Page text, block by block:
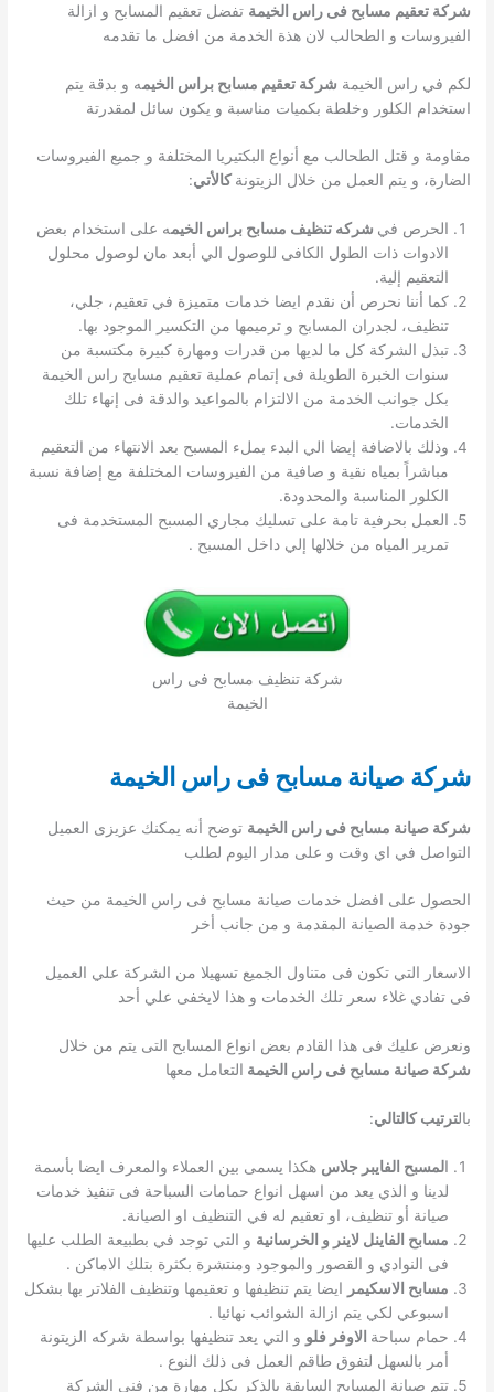
شركة تعقيم مسابح فى راس الخيمة تفضل تعقيم المسابح و ازالة
الفيروسات و الطحالب لان هذة الخدمة من افضل ما تقدمه
لكم في راس الخيمة شركة تعقيم مسابح براس الخيمه و بدقة يتم
استخدام الكلور وخلطة بكميات مناسبة و يكون سائل لمقدرتة
مقاومة و قتل الطحالب مع أنواع البكتيريا المختلفة و جميع الفيروسات
الضارة، و يتم العمل من خلال الزيتونةكالأتي:
الحرص في شركه تنظيف مسابح براس الخيمه على استخدام بعض
الادوات ذات الطول الكافى للوصول الي أبعد مان لوصول محلول
التعقيم إلية.
كما أننا نحرص أن نقدم ايضا خدمات متميزة في تعقيم، جلي،
تنظيف، لجدران المسابح و ترميمها من التكسير الموجود بها.
تبذل الشركة كل ما لديها من قدرات ومهارة كبيرة مكتسبة من
سنوات الخبرة الطويلة فى إتمام عملية تعقيم مسابح راس الخيمة
بكل جوانب الخدمة من الالتزام بالمواعيد والدقة فى إنهاء تلك
الخدمات.
وذلك بالاضافة إيضا الي البدء بملء المسبح بعد الانتهاء من التعقيم
مباشراً بمياه نقية و صافية من الفيروسات المختلفة مع إضافة نسبة
الكلور المناسبة والمحدودة.
العمل بحرفية تامة على تسليك مجاري المسبح المستخدمة فى
تمرير المياه من خلالها إلي داخل المسبح .
شركة تنظيف مسابح فى راس
الخيمة
شركة صيانة مسابح فى راس الخيمة
شركة صيانة مسابح فى راس الخيمة توضح أنه يمكنك عزيزى العميل
التواصل في اي وقت و على مدار اليوم لطلب
الحصول على افضل خدمات صيانة مسابح فى راس الخيمة من حيث
جودة خدمة الصيانة المقدمة و من جانب أخر
الاسعار التي تكون فى متناول الجميع تسهيلا من الشركة علي العميل
فى تفادي غلاء سعر تلك الخدمات و هذا لايخفى علي أحد
ونعرض عليك فى هذا القادم بعض انواع المسابح التى يتم من خلال
شركة صيانة مسابح فى راس الخيمة التعامل معها
بالترتيب كالتالي:
المسبح الفايبر جلاس هكذا يسمى بين العملاء والمعرف ايضا بأسمة
لدينا و الذي يعد من اسهل انواع حمامات السباحة فى تنفيذ خدمات
صيانة أو تنظيف، او تعقيم له في التنظيف او الصيانة.
مسابح الفاينل لاينر و الخرسانية و التي توجد في بطبيعة الطلب عليها
فى النوادي و القصور والموجود ومنتشرة بكثرة بتلك الاماكن .
مسابح الاسكيمر ايضا يتم تنظيفها و تعقيمها وتنظيف الفلاتر بها بشكل
اسبوعي لكي يتم ازالة الشوائب نهائيا .
حمام سباحة الاوفر فلو و التي يعد تنظيفها بواسطة شركه الزيتونة
أمر بالسهل لتفوق طاقم العمل فى ذلك النوع .
تتم صيانة المسابح السابقة بالذكر بكل مهارة من فني الشركة